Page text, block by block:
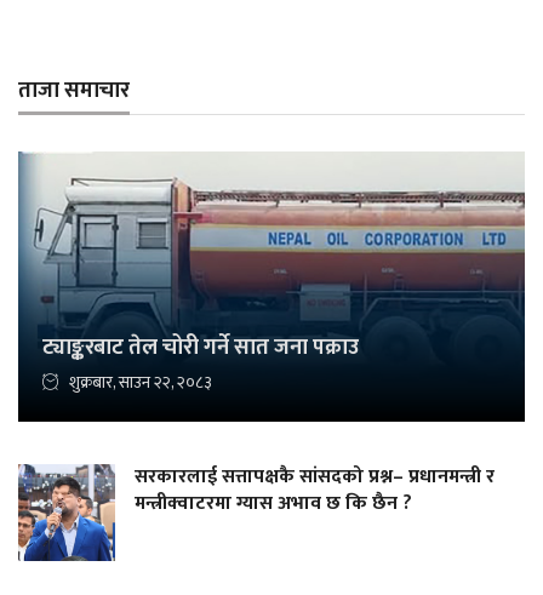
ताजा समाचार
ट्याङ्करबाट तेल चोरी गर्ने सात जना पक्राउ
शुक्रबार, साउन २२, २०८३
सरकारलाई सत्तापक्षकै सांसदको प्रश्न– प्रधानमन्त्री र
मन्त्रीक्वाटरमा ग्यास अभाव छ कि छैन ?